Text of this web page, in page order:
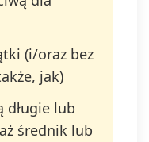
(i/oraz bez
jak)
długie lub
średnik lub